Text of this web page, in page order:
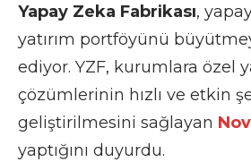
Yapay Zeka Fabrikası,
yatırım portföyünü
ediyor. YZF, kurumlara özel
çözümlerinin hızlı ve etkin
geliştirilmesini sağlayan
yaptığını duyurdu.